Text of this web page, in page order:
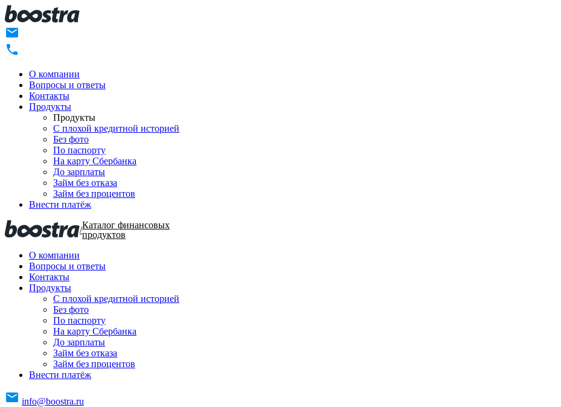
О компании
Вопросы и ответы
Контакты
Продукты
Продукты
C плохой кредитной историей
Без фото
По паспорту
На карту Сбербанка
До зарплаты
Займ без отказа
Займ без процентов
Внести платёж
/Каталог финансовых
продуктов
О компании
Вопросы и ответы
Контакты
Продукты
C плохой кредитной историей
Без фото
По паспорту
На карту Сбербанка
До зарплаты
Займ без отказа
Займ без процентов
Внести платёж
info@boostra.ru